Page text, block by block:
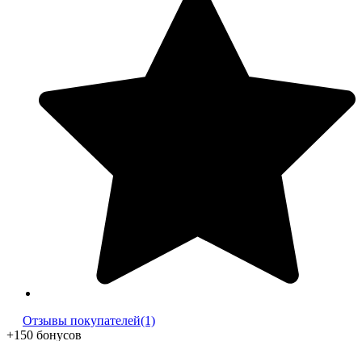
Отзывы покупателей(1)
+150 бонусов